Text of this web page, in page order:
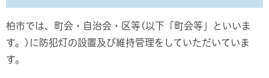
柏市では、町会・自治会・区等(以下「町会等」といいま
す。)に防犯灯の設置及び維持管理をしていただいていま
す。